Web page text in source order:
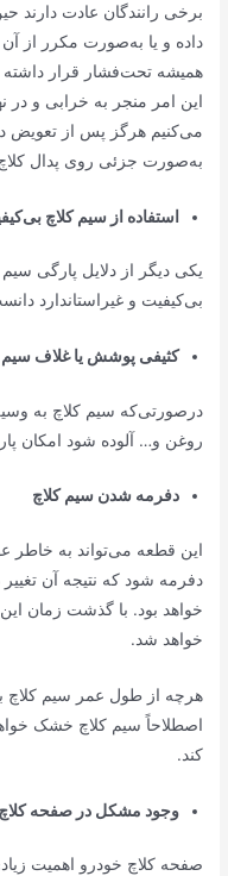
برخی رانندگان عادت دارند
داده و یا به‌صورت مکرر از
همیشه تحت‌فشار قرار داشته
این امر منجر به خرابی و در
می‌کنیم هرگز پس از تعویض
به‌صورت جزئی روی پدال کلاچ
استفاده از سیم کلاچ
یکی دیگر از دلایل پارگی
بی‌کیفیت و غیراستاندارد
کثیفی پوشش یا غلاف سیم
درصورتی‌که سیم کلاچ به
روغن و… آلوده شود امکان
دفرمه شدن سیم کلاچ
این قطعه می‌تواند به
دفرمه شود که نتیجه آن
خواهد بود. با گذشت زمان
خواهد شد.
هرچه از طول عمر سیم کلاچ
اصطلاحاً سیم کلاچ خشک
کند.
وجود مشکل در صفحه کلاچ
صفحه کلاچ خودرو اهمیت